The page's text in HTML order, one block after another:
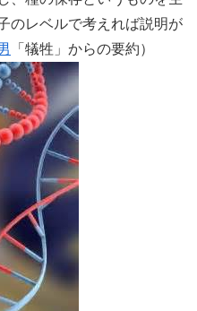
のレベルで考えれば説明が
「犠牲」からの要約）